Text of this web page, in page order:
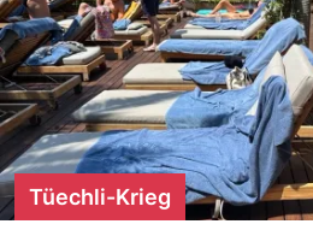
Tüechli-Krieg